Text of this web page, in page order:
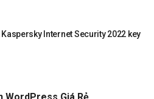
Internet Security 2022 key